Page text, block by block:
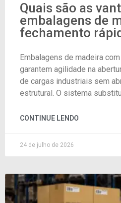
Quais são as
embalagens de
fechamento
Embalagens de madeira
garantem agilidade na
de cargas industriais sem
estrutural. O sistema
CONTINUE LENDO
24 de julho de 2026